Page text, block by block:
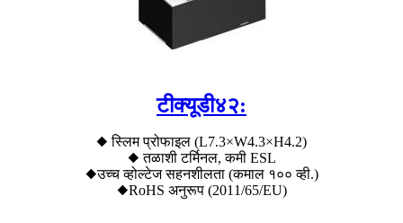
टीक्यूडी४२:
◆ स्लिम प्रोफाइल (L7.3×W4.3×H4.2)
◆ तळाशी टर्मिनल, कमी ESL
◆उच्च व्होल्टेज सहनशीलता (कमाल १०० व्ही.)
◆RoHS अनुरूप (2011/65/EU)